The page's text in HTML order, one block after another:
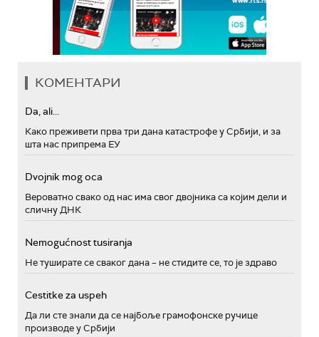
КОМЕНТАРИ
Da, ali...
Како преживети прва три дана катастрофе у Србији, и за
шта нас припрема ЕУ
Dvojnik mog oca
Вероватно свако од нас има свог двојника са којим дели и
сличну ДНК
Nemogućnost tusiranja
Не туширате се сваког дана – не стидите се, то је здраво
Cestitke za uspeh
Да ли сте знали да се најбоље грамофонске ручице
производе у Србији